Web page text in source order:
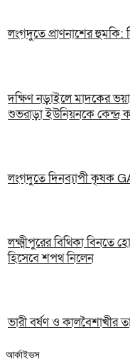
লংগদুতে প্রাণনাশের হুমকি:
দক্ষিণ নড়াইলে মাদকের
শুভরাড়া ইউনিয়নকে কেন্দ্র
লংগদুতে দিনব্যাপী কৃষক
লক্ষ্মীপুরের বিথিকা বিনতে
হিসেবে শপথ নিলেন
ভারী বর্ষণ ও কালবৈশাখীর
আর্কাইভস